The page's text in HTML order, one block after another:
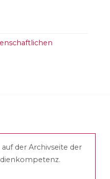
der Archivseite der